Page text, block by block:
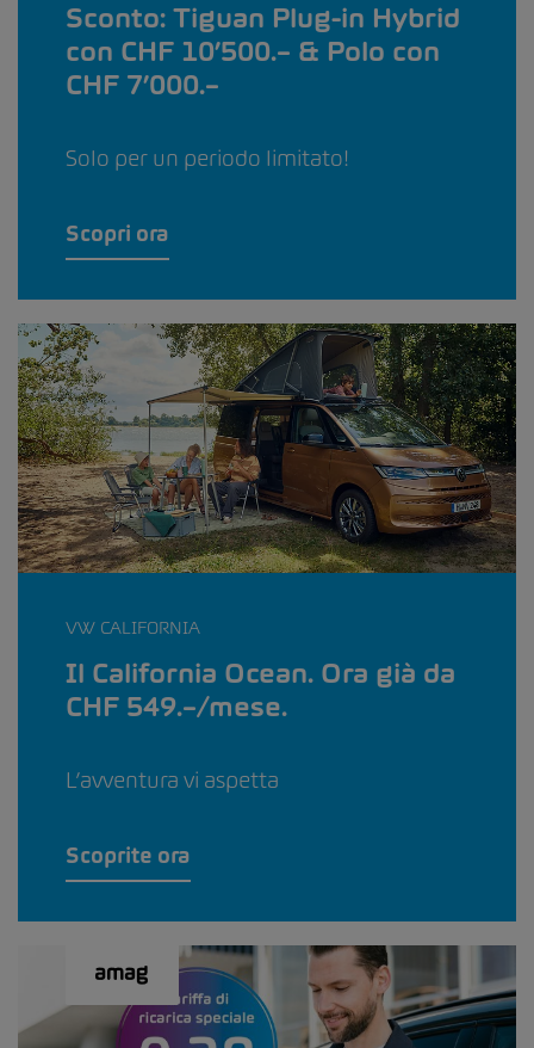
Sconto: Tiguan Plug-in Hybrid
con CHF 10’500.– & Polo con
CHF 7’000.–
Solo per un periodo limitato!
Scopri ora
VW CALIFORNIA
Il California Ocean. Ora già da
CHF 549.–/mese.
L’avventura vi aspetta
Scoprite ora